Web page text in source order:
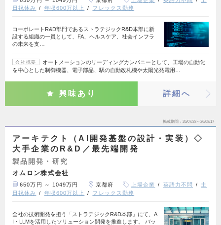
日祝休み
年収600万以上 フレックス勤務
コーポレートR&D部門であるストラテジックR&D本部に新
設する組織の一員として、FA、ヘルスケア、社会インフラ
の未来を支…
会社概要
オートメーションのリーディングカンパニーとして、工場の自動化
を中心とした制御機器、電子部品、駅の自動改札機や太陽光発電用…
興味あり 詳細へ
掲載期間 26/07/28～26/08/17
アーキテクト（AI開発基盤の設計・実装）◇
大手企業のR&D／最先端開発
製品開発・研究
オムロン株式会社
650万円 ～ 1049万円 京都府 上場企業 英語力不問
土
日祝休み
年収600万以上 フレックス勤務
全社の技術開発を担う「ストラテジックR&D本部」にて、A
I・LLMを活用したソリューション開発を推進します。 バッ